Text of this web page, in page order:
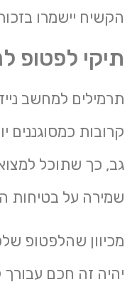
הקשיח יישמרו
תיקי לפטופ
תרמילים למחשב
קרובות כמסוגננים
גב, כך שתוכל
שמירה על בטיחות
מכיוון שהלפטופ
יהיה זה חכם